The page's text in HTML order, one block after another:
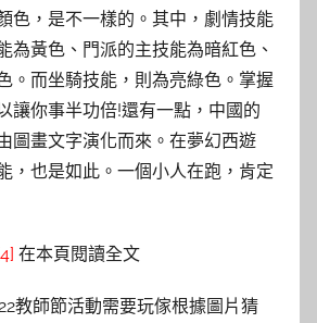
色，是不一樣的。其中，劇情技能
為黃色、門派的主技能為暗紅色、
。而坐騎技能，則為亮綠色。掌握
讓你事半功倍!還有一點，中國的
圖畫文字演化而來。在夢幻西遊
，也是如此。一個小人在跑，肯定
在本頁閱讀全文
教師節活動需要玩傢根據圖片猜